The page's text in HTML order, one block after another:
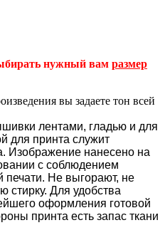
нужный вам размер
вы задаете тон всей
лентами, гладью и для
для принта служит
Изображение нанесено на
с соблюдением
печати. Не выгорают, не
Для удобства
оформления готовой
принта есть запас ткани